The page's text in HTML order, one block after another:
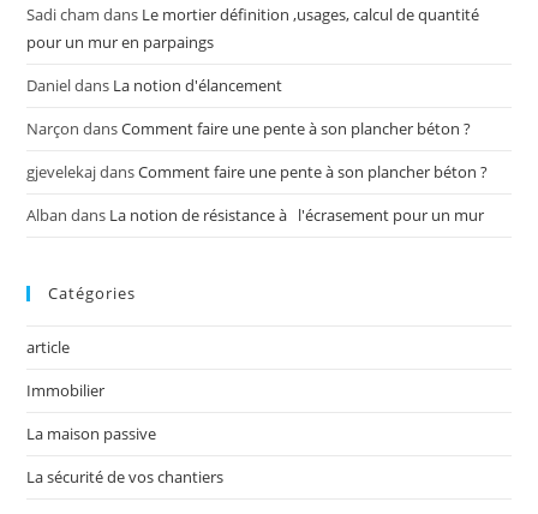
Sadi cham dans Le mortier définition ,usages, calcul de quantité
pour un mur en parpaings
Danieldans La notion d'élancement
Narçon dansComment faire une pente à son plancher béton ?
gjevelekajdansComment faire une pente à son plancher béton ?
Alban dans La notion de résistance à l'écrasement pour un mur
Catégories
article
Immobilier
La maison passive
La sécurité de vos chantiers